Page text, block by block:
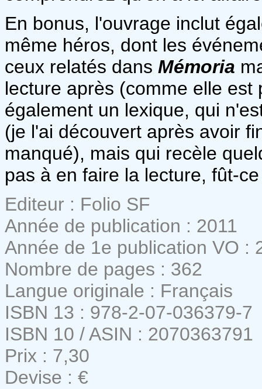
En bonus, l'ouvrage inclut
même héros, dont les
ceux relatés dans Mémoria
lecture après (comme elle
également un lexique, qui
(je l'ai découvert après avoir
manqué), mais qui recèle
pas à en faire la lecture, fût-
Editeur : Folio SF
Année de publication : 2011
Année de 1e publication VO :
Nombre de pages : 362
Langue originale : Français
ISBN 13 : 978-2-07-036379-7
ISBN 10 / ASIN : 2070363791
Prix : 7,30
Devise : €